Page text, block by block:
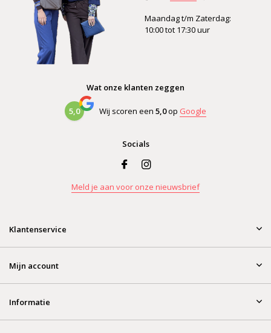
Maandag t/m Zaterdag:
10:00 tot 17:30 uur
Wat onze klanten zeggen
5,0 Wij scoren een 5,0op Google
Socials
Meld je aan voor onze nieuwsbrief
Klantenservice
Mijn account
Informatie